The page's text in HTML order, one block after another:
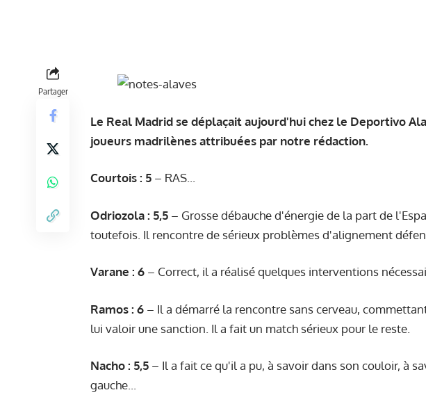
Partager
Le Real Madrid se déplaçait aujourd'hui chez le Deportivo
joueurs madrilènes attribuées par notre rédaction.
Courtois : 5 – RAS...
Odriozola : 5,5 – Grosse débauche d'énergie de la part de
toutefois. Il rencontre de sérieux problèmes d'alignement
Varane : 6 – Correct, il a réalisé quelques interventions
Ramos : 6 – Il a démarré la rencontre sans cerveau,
lui valoir une sanction. Il a fait un match sérieux pour le reste.
Nacho : 5,5 – Il a fait ce qu'il a pu, à savoir dans son couloir, à
gauche...